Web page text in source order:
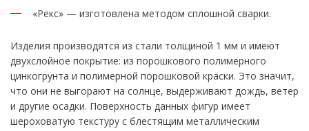
«Рекс» — изготовлена методом сплошной сварки.
Изделия производятся из стали толщиной 1 мм и имеют
двухслойное покрытие: из порошкового полимерного
цинкогрунта и полимерной порошковой краски. Это значит,
что они не выгорают на солнце, выдерживают дождь, ветер
и другие осадки. Поверхность данных фигур имеет
шероховатую текстуру с блестящим металлическим